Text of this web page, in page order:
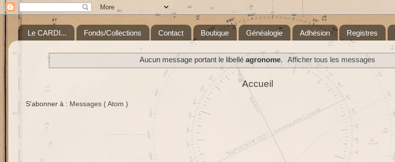
Le CARDI... Fonds/Collections Contact Boutique Généalogie Adhésion Registres
Aucun message portant le libelléagronome. Afficher tous les messages
Accueil
S'abonner à : Messages ( Atom )